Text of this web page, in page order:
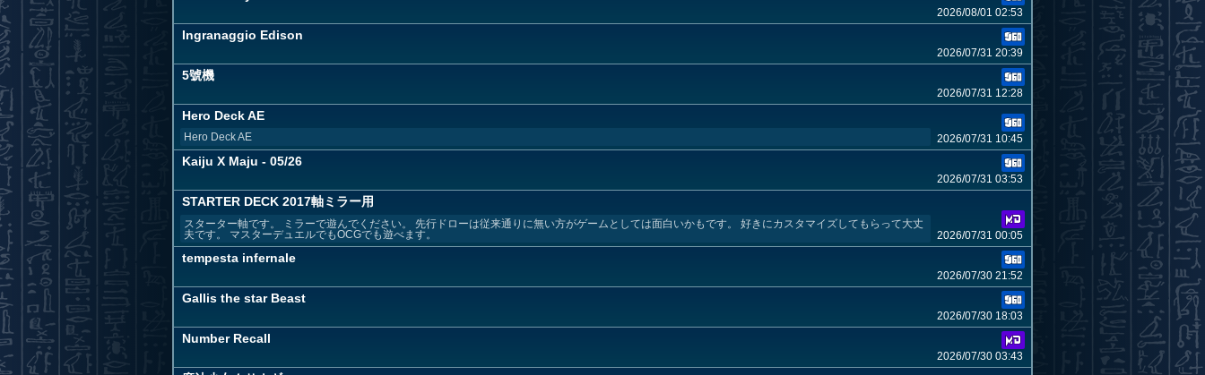
2026/08/01 02:53
Ingranaggio Edison
2026/07/31 20:39
5號機
2026/07/31 12:28
Hero Deck AE
Hero Deck AE 2026/07/31 10:45
Kaiju X Maju - 05/26
2026/07/31 03:53
STARTER DECK 2017軸ミラー用
スターター軸です。 ミラーで遊んでください。 先行ドローは従来通りに無い方がゲームとしては面白いかもです。 好きにカスタマイズしてもらって大丈
夫です。 マスターデュエルでもOCGでも遊べます。
2026/07/31 00:05
tempesta infernale
2026/07/30 21:52
Gallis the star Beast
2026/07/30 18:03
Number Recall
2026/07/30 03:43